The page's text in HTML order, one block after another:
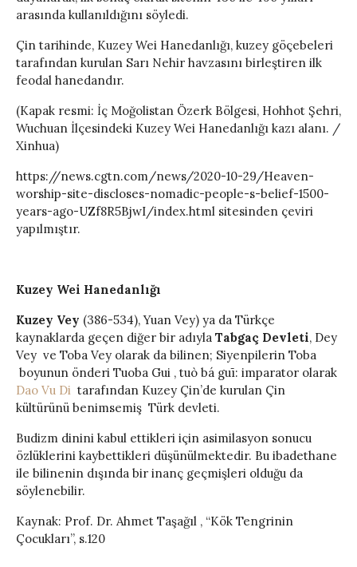
arasında kullanıldığını söyledi.
Çin tarihinde, Kuzey Wei Hanedanlığı, kuzey göçebeleri
tarafından kurulan Sarı Nehir havzasını birleştiren ilk
feodal hanedandır.
(Kapak resmi: İç Moğolistan Özerk Bölgesi, Hohhot Şehri,
Wuchuan İlçesindeki Kuzey Wei Hanedanlığı kazı alanı. /
Xinhua)
https://news.cgtn.com/news/2020-10-29/Heaven-
worship-site-discloses-nomadic-people-s-belief-1500-
years-ago-UZf8R5BjwI/index.html sitesinden çeviri
yapılmıştır.
Kuzey Wei Hanedanlığı
Kuzey Vey (386-534), Yuan Vey) ya da Türkçe
kaynaklarda geçen diğer bir adıyla Tabgaç Devleti, Dey
Vey ve Toba Vey olarak da bilinen; Siyenpilerin Toba
boyunun önderi Tuoba Gui , tuò bá guī: imparator olarak
Dao Vu Di tarafından Kuzey Çin’de kurulan Çin
kültürünü benimsemiş Türk devleti.
Budizm dinini kabul ettikleri için asimilasyon sonucu
özlüklerini kaybettikleri düşünülmektedir. Bu ibadethane
ile bilinenin dışında bir inanç geçmişleri olduğu da
söylenebilir.
Kaynak: Prof. Dr. Ahmet Taşağıl , “Kök Tengrinin
Çocukları”, s.120